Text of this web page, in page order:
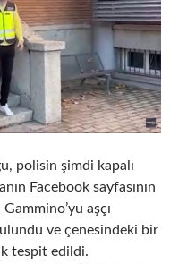
polisin şimdi kapalı
Facebook sayfasının
aşçı
ve çenesindeki bir
tespit edildi.